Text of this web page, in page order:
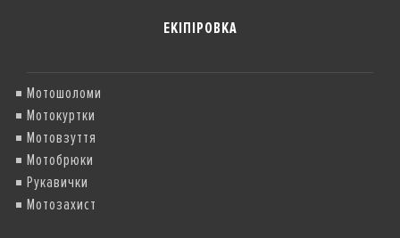
ЕКІПІРОВКА
Мотошоломи
Мотокуртки
Мотовзуття
Мотобрюки
Рукавички
Мотозахист